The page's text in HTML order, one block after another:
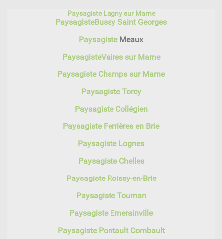
Paysagiste Lagny sur Marne
PaysagisteBussy Saint Georges
PaysagisteMeaux
PaysagisteVaires sur Marne
Paysagiste Champs sur Marne
Paysagiste Torcy
Paysagiste Collégien
Paysagiste Ferrières en Brie
Paysagiste Lognes
Paysagiste Chelles
Paysagiste Roissy-en-Brie
Paysagiste Tournan
Paysagiste Emerainville
Paysagiste Pontault Combault